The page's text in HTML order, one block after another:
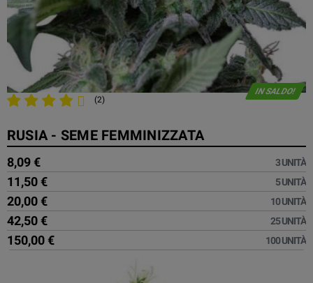
IN SALDO!
(2)
RUSIA - SEME FEMMINIZZATA
8,09 € 3 UNITÀ
11,50 € 5 UNITÀ
20,00 € 10 UNITÀ
42,50 € 25 UNITÀ
150,00 € 100 UNITÀ